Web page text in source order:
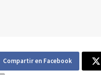
Compartir en Facebook